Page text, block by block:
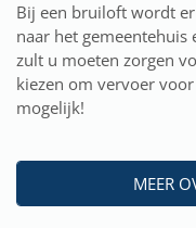
Bij een bruiloft wordt
naar het gemeentehuis
zult u moeten zorgen
kiezen om vervoer
mogelijk!
MEER